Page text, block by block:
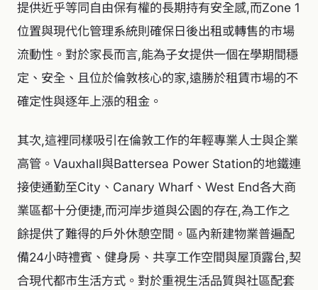
提供近乎等同自由保有權的長期持有安全感,而Zone 1
位置與現代化管理系統則確保日後出租或轉售的市場
流動性。對於家長而言,能為子女提供一個在學期間穩
定、安全、且位於倫敦核心的家,遠勝於租賃市場的不
確定性與逐年上漲的租金。
其次,這裡同樣吸引在倫敦工作的年輕專業人士與企業
高管。Vauxhall與Battersea Power Station的地鐵連
接使通勤至City、Canary Wharf、West End各大商
業區都十分便捷,而河岸步道與公園的存在,為工作之
餘提供了難得的戶外休憩空間。區內新建物業普遍配
備24小時禮賓、健身房、共享工作空間與屋頂露台,契
合現代都市生活方式。對於重視生活品質與社區配套